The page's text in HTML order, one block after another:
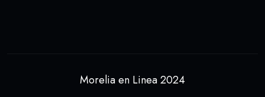
Morelia en Linea 2024